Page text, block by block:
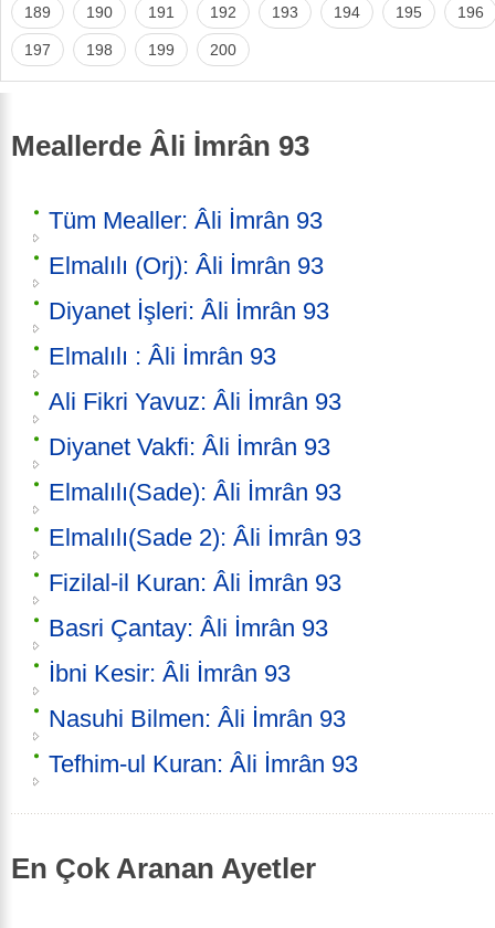
189 190 191 192 193 194 195 196
197 198 199 200
Meallerde Âli İmrân 93
Tüm Mealler: Âli İmrân 93
Elmalılı (Orj): Âli İmrân 93
Diyanet İşleri: Âli İmrân 93
Elmalılı : Âli İmrân 93
Ali Fikri Yavuz: Âli İmrân 93
Diyanet Vakfi: Âli İmrân 93
Elmalılı(Sade): Âli İmrân 93
Elmalılı(Sade 2): Âli İmrân 93
Fizilal-il Kuran: Âli İmrân 93
Basri Çantay: Âli İmrân 93
İbni Kesir: Âli İmrân 93
Nasuhi Bilmen: Âli İmrân 93
Tefhim-ul Kuran: Âli İmrân 93
En Çok Aranan Ayetler